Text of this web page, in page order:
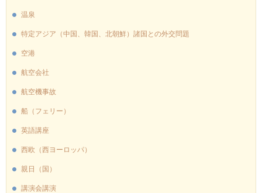
温泉
特定アジア（中国、韓国、北朝鮮）諸国との外交問題
空港
航空会社
航空機事故
船（フェリー）
英語講座
西欧（西ヨーロッパ）
親日（国）
講演会講演